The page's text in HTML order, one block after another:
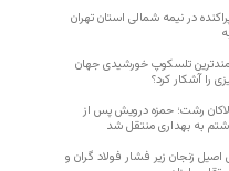
در نیمه شمالی استان تهران
تلسکوپ خورشیدی جهان
را آشکار کرد؟
لاکان رشت؛ حمزه درویش پس از
به بهداری منتقل شد
زنجان زیر فشار فولاد گران و